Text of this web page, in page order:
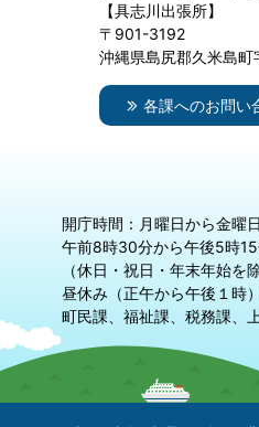
【具志川出張所】
〒901-3192
沖縄県島尻郡久米島
各課へのお問い
開庁時間：月曜日から金曜日
午前8時30分から午後5時
（休日・祝日・年末年始を除
昼休み（正午から午後１時
町民課、福祉課、税務課、